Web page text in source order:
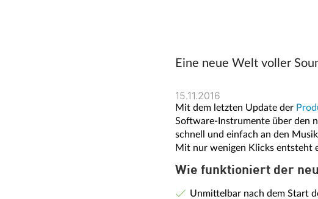
Eine neue Welt voller
15.11.2016
Mit dem letzten Update der
Software-Instrumente über den
schnell und einfach an den
Mit nur wenigen Klicks entsteht
Wie funktioniert der
Unmittelbar nach dem Start